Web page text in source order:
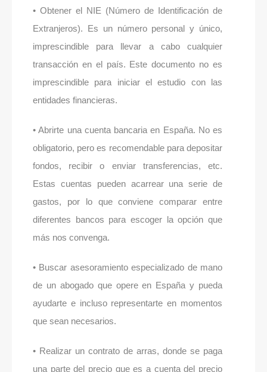
• Obtener el NIE (Número de Identificación de
Extranjeros). Es un número personal y único,
imprescindible para llevar a cabo cualquier
transacción en el país. Este documento no es
imprescindible para iniciar el estudio con las
entidades financieras.
• Abrirte una cuenta bancaria en España. No es
obligatorio, pero es recomendable para depositar
fondos, recibir o enviar transferencias, etc.
Estas cuentas pueden acarrear una serie de
gastos, por lo que conviene comparar entre
diferentes bancos para escoger la opción que
más nos convenga.
• Buscar asesoramiento especializado de mano
de un abogado que opere en España y pueda
ayudarte e incluso representarte en momentos
que sean necesarios.
• Realizar un contrato de arras, donde se paga
una parte del precio que es a cuenta del precio